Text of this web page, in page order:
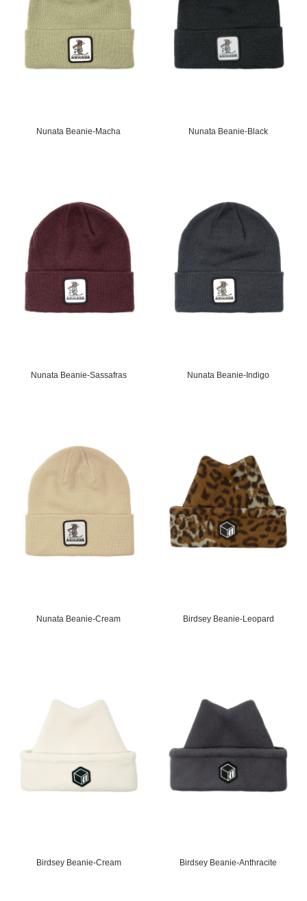
Nunata Beanie-Macha Nunata Beanie-Black
Nunata Beanie-Sassafras Nunata Beanie-Indigo
Nunata Beanie-Cream Birdsey Beanie-Leopard
Birdsey Beanie-Cream Birdsey Beanie-Anthracite